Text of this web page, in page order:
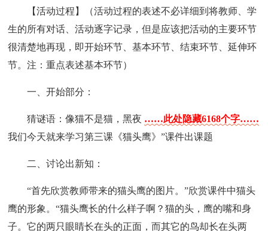
【活动过程】（活动过程的表述不必详细到将教师、学
生的所有对话、活动逐字记录，但是应该把活动的主要环节
很清楚地再现，即开始环节、基本环节、结束环节、延伸环
节。注：重点表述基本环节）
一、开始部分：
猜谜语：像猫不是猫，黑夜 ……此处隐藏6168个字……
我们今天就来学习第三课《猫头鹰》”课件出课题
二、讨论出新知：
“首先欣赏教师带来的猫头鹰的图片。”欣赏课件中猫头
鹰的形象。“猫头鹰长的什么样子啊？猫的头，鹰的嘴和身
子。它的两只眼睛长在头的正面，而其它的鸟却长在头两